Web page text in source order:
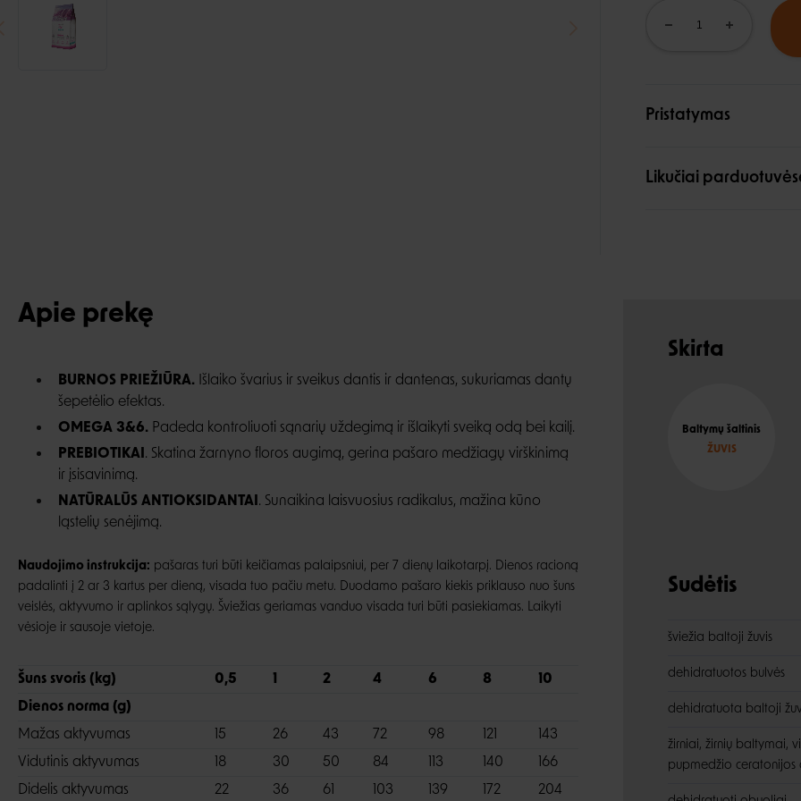
Pristatymas
Likučiai
Apie prekę
BURNOS PRIEŽIŪRA. Išlaiko švarius ir sveikus dantis ir dantenas, sukuriamas dantų
šepetėlio efektas.
OMEGA 3&6. Padeda kontroliuoti sąnarių uždegimą ir išlaikyti sveiką odą bei kailį.
PREBIOTIKAI. Skatina žarnyno floros augimą, gerina pašaro medžiagų virškinimą
ir įsisavinimą.
NATŪRALŪS ANTIOKSIDANTAI. Sunaikina laisvuosius radikalus, mažina kūno
ląstelių senėjimą.
Naudojimo instrukcija: pašaras turi būti keičiamas palaipsniui, per 7 dienų laikotarpį. Dienos racioną
padalinti į 2 ar 3 kartus per dieną, visada tuo pačiu metu. Duodamo pašaro kiekis priklauso nuo šuns
veislės, aktyvumo ir aplinkos sąlygų. Šviežias geriamas vanduo visada turi būti pasiekiamas. Laikyti
vėsioje ir sausoje vietoje.
Šuns svoris (kg) 0,5 1 2 4 6 8
10
Dienos norma (g)
Mažas aktyvumas
15 26 43 72 98 121
143
Vidutinis aktyvumas
18 30 50 84 113 140
166
Didelis aktyvumas
22 36 61 103 139 172 204
Skirta
Baltymų šaltinis
ŽUVIS
Sudėtis
šviežia baltoji žuvis
dehidratuotos bulvės
dehidratuota baltoji
žirniai, žirnių baltymai,
pupmedžio ceratonijos